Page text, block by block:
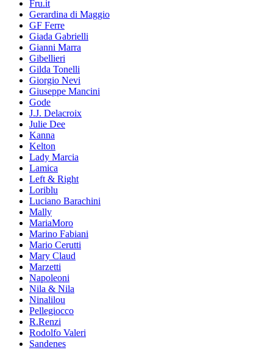
Fru.it
Gerardina di Maggio
GF Ferre
Giada Gabrielli
Gianni Marra
Gibellieri
Gilda Tonelli
Giorgio Nevi
Giuseppe Mancini
Gode
J.J. Delacroix
Julie Dee
Kanna
Kelton
Lady Marcia
Lamica
Left & Right
Loriblu
Luciano Barachini
Mally
MariaMoro
Marino Fabiani
Mario Cerutti
Mary Claud
Marzetti
Napoleoni
Nila & Nila
Ninalilou
Pellegiocco
R.Renzi
Rodolfo Valeri
Sandenes